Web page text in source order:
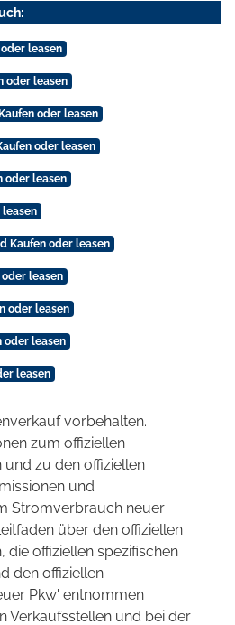
leasen
oder leasen
oder leasen
oder leasen
oder leasen
leasen
Kaufen oder leasen
oder leasen
oder leasen
oder leasen
leasen
vorbehalten.
zum offiziellen
zu den offiziellen
und
Stromverbrauch neuer
über den offiziellen
die offiziellen spezifischen
den offiziellen
Pkw' entnommen
Verkaufsstellen und bei der